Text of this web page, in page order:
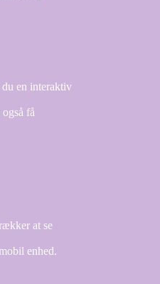
en interaktiv
få
at se
enhed.